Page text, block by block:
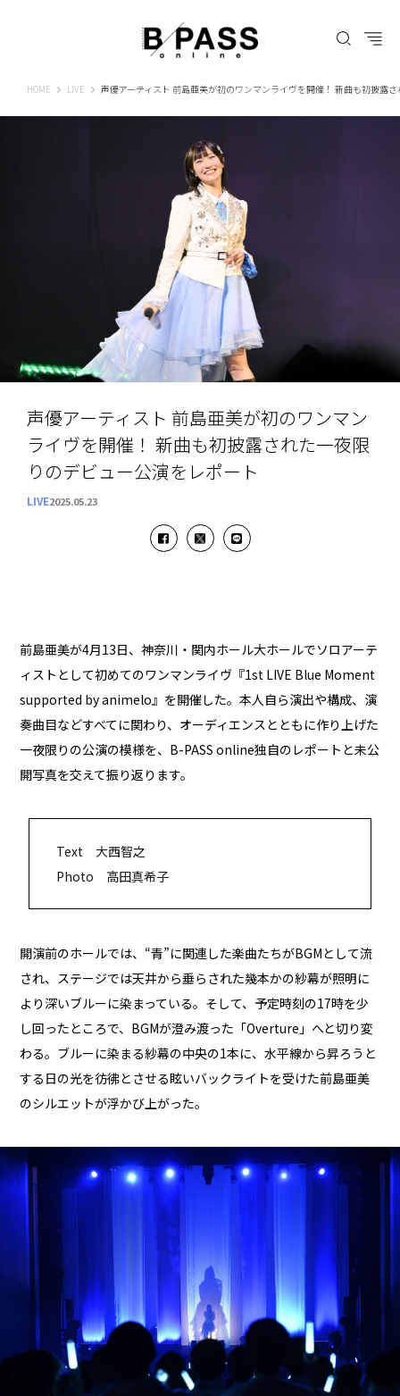
HOME B-PASS ONLINE
LIVE 声優アーティスト 前島亜美が初のワンマンライヴを開催！ 新曲も初披露
声優アーティスト 前島亜美が初のワンマン
ライヴを開催！ 新曲も初披露された一夜限
りのデビュー公演をレポート
LIVE2025.05.23
前島亜美が4月13日、神奈川・関内ホール大ホールでソロアーテ
ィストとして初めてのワンマンライヴ『1st LIVE Blue Moment
supported by animelo』を開催した。本人自ら演出や構成、演
奏曲目などすべてに関わり、オーディエンスとともに作り上げた
一夜限りの公演の模様を、B-PASS online独自のレポートと未公
開写真を交えて振り返ります。
Text 大西智之
Photo 高田真希子
開演前のホールでは、“青”に関連した楽曲たちがBGMとして流
され、ステージでは天井から垂らされた幾本かの紗幕が照明に
より深いブルーに染まっている。そして、予定時刻の17時を少
し回ったところで、BGMが澄み渡った「Overture」へと切り変
わる。ブルーに染まる紗幕の中央の1本に、水平線から昇ろうと
する日の光を彷彿とさせる眩いバックライトを受けた前島亜美
のシルエットが浮かび上がった。